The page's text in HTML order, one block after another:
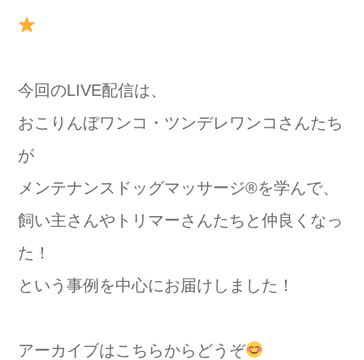
今回のLIVE配信は、
おこりんぼワンコ・ツンデレワンコさんたち
が
メンテナンスドッグマッサージ®️を学んで、
飼い主さんやトリマーさんたちと仲良くなっ
た！
という事例を中心にお届けしました！
アーカイブはこちらからどうぞ